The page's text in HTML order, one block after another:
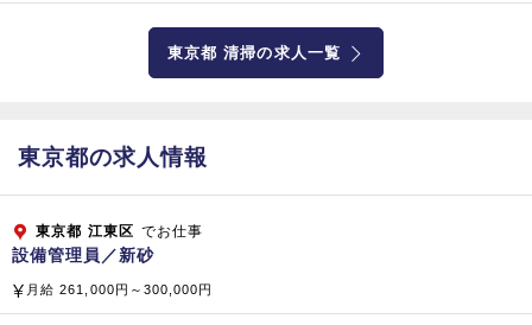
サニテーション（食品製造工場や病院の消毒殺菌）
不動産分譲および管理、水処理装置（開発・販売）
老人ホーム経営、医療関連経営コンサルティング（病院・クリ
ニック・人間ドック）
子会社・関係会社
【国内】 株式会社 ベスト・プロパティ
株式会社 マイムコミュニティー
東京都 清掃の求人一覧
東京都の求人情報
東京都 江東区 でお仕事
設備管理員／新砂
月給 261,000円～300,000円